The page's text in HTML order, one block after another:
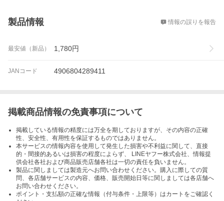
製品情報 情報の誤りを報告
最安値（新品） 1,780円
JANコード 4906804289411
掲載商品情報の免責事項について
掲載している情報の精度には万全を期しておりますが、その内容の正確
性、安全性、有用性を保証するものではありません。
本サービスの情報内容を使用して発生した損害や不利益に関して、直接
的・間接的あるいは損害の程度によらず、 LINEヤフー株式会社、情報提
供会社各社および商品販売店舗各社は一切の責任を負いません。
製品に関しましては製造元へお問い合わせください。購入に際しての質
問、各店舗サービスの内容、価格、販売開始日等に関しましては各店舗へ
お問い合わせください。
ポイント・支払額の正確な情報（付与条件・上限等）はカートをご確認く